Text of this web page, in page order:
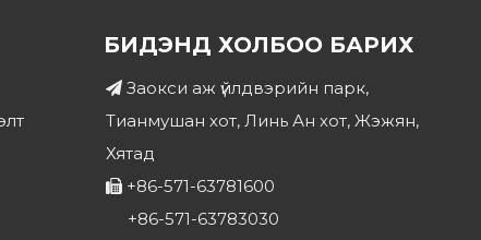
БИДЭНД ХОЛБОО БАРИХ
 Заокси аж үйлдвэрийн парк,
Тианмушан хот, Линь Ан хот, Жэжян,
Хятад
 +86-571-63781600
+86-571-63783030